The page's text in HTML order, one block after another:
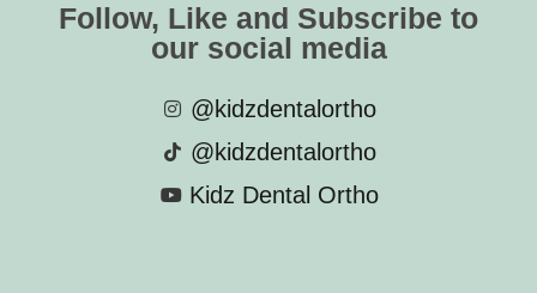
Follow, Like and Subscribe to
our social media
@kidzdentalortho
@kidzdentalortho
Kidz Dental Ortho